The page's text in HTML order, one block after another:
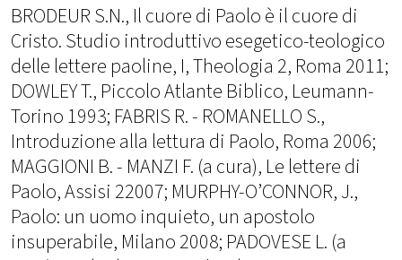
BRODEUR S.N., Il cuore di Paolo è il cuore di
Cristo. Studio introduttivo esegetico-teologico
delle lettere paoline, I, Theologia 2, Roma 2011;
DOWLEY T., Piccolo Atlante Biblico, Leumann-
Torino 1993; FABRIS R. - ROMANELLO S.,
Introduzione alla lettura di Paolo, Roma 2006;
MAGGIONI B. - MANZI F. (a cura), Le lettere di
Paolo, Assisi 22007; MURPHY-O’CONNOR, J.,
Paolo: un uomo inquieto, un apostolo
insuperabile, Milano 2008; PADOVESE L. (a